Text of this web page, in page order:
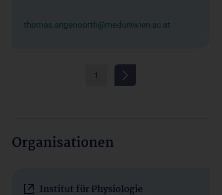
thomas.angenoorth@meduniwien.ac.at
1
Organisationen
Institut für Physiologie